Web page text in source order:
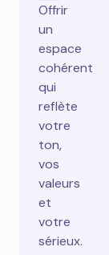
Offrir
un
espace
cohérent
qui
reflète
votre
ton,
vos
valeurs
et
votre
sérieux.